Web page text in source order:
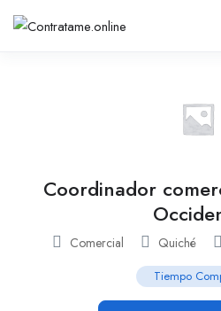
Coordinador
Comercial Quiché
Tiempo